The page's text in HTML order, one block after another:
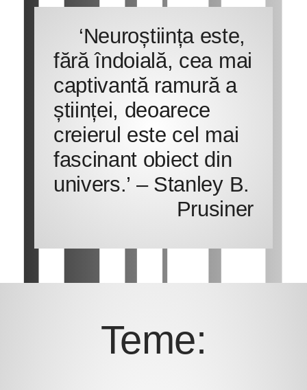
‘Neuroștiința este,
fără îndoială, cea mai
captivantă ramură a
științei, deoarece
creierul este cel mai
fascinant obiect din
univers.’ – Stanley B.
Prusiner
Teme: